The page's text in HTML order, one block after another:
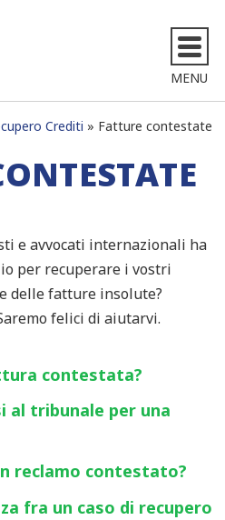
MENU
Crediti Fatture contestate
e avvocati internazionali ha
per recuperare i vostri
delle fatture insolute?
felici di aiutarvi.
contestata?
al tribunale per una
reclamo contestato?
fra un caso di recupero